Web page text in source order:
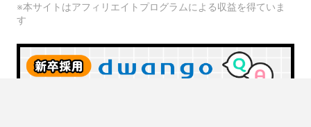
※本サイトはアフィリエイトプログラムによる収益を得ていま
す